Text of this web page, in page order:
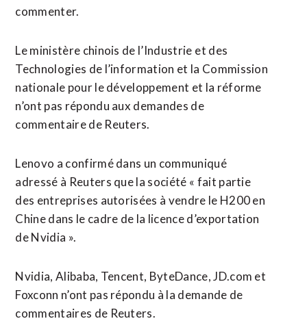
commenter.
Le ministère chinois de l’Industrie ⁠et des
Technologies de l’information et la Commission
nationale pour le développement et la réforme
n’ont pas répondu aux demandes de
commentaire de Reuters.
Lenovo a confirmé dans un communiqué
adressé à Reuters que la société « fait partie
des entreprises autorisées à vendre le H200 en
Chine dans le cadre de la licence d’exportation
de Nvidia ».
Nvidia, Alibaba, Tencent, ByteDance, JD.com et
Foxconn n’ont pas répondu à la demande de
commentaires de Reuters.